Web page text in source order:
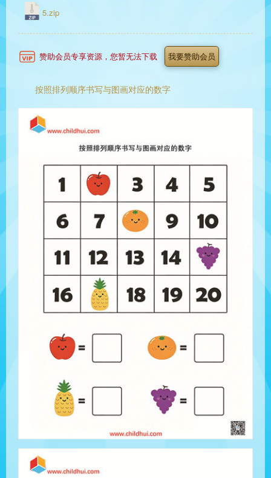
5.zip
赞助会员专享资源，您暂无法下载 我要赞助会员
按照排列顺序书写与图画对应的数字